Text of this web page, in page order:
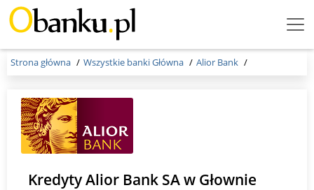
Menu
Strona główna Wszystkie banki Główna Alior Bank
Kredyty Alior Bank SA w Głownie